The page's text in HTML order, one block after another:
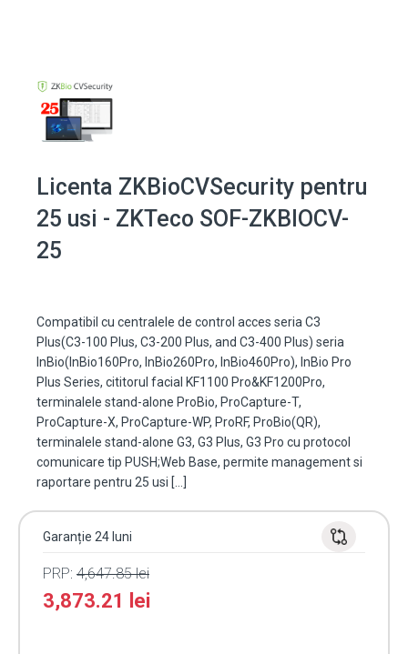
Licenta ZKBioCVSecurity pentru
25 usi - ZKTeco SOF-ZKBIOCV-
25
Compatibil cu centralele de control acces seria C3
Plus(C3-100 Plus, C3-200 Plus, and C3-400 Plus) seria
InBio(InBio160Pro, InBio260Pro, InBio460Pro), InBio Pro
Plus Series, cititorul facial KF1100 Pro&KF1200Pro,
terminalele stand-alone ProBio, ProCapture-T,
ProCapture-X, ProCapture-WP, ProRF, ProBio(QR),
terminalele stand-alone G3, G3 Plus, G3 Pro cu protocol
comunicare tip PUSH;Web Base, permite management si
raportare pentru 25 usi […]
Garanție 24 luni
PRP: 4,647.85lei
3,873.21 lei